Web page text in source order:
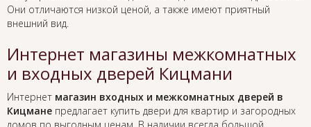
Они отличаются низкой ценой, а также имеют приятный
внешний вид.
Интернет магазины межкомнатных
и входных дверей Кицмани
Интернет магазин входных и межкомнатных дверей в
Кицмане предлагает купить двери для квартир и загородных